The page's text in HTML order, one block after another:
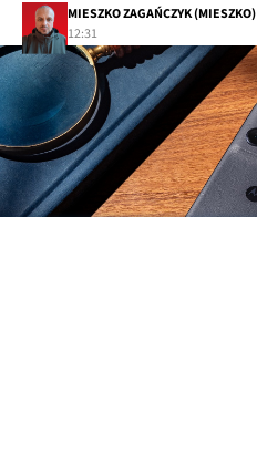
MIESZKO ZAGAŃCZYK (MIESZKO)
12:31